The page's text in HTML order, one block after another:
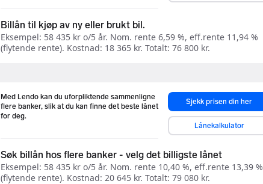
Billån til kjøp av ny eller brukt bil.
Eksempel: 58 435 kr o/5 år. Nom. rente 6,59 %, eff.rente 11,94 %
(flytende rente). Kostnad: 18 365 kr. Totalt: 76 800 kr.
Med Lendo kan du uforpliktende sammenligne
flere banker, slik at du kan finne det beste lånet
for deg.
Sjekk prisen din her
Lånekalkulator
Søk billån hos flere banker - velg det billigste lånet
Eksempel: 58 435 kr o/5 år. Nom. rente 10,40 %, eff.rente 13,39 %
(flytende rente). Kostnad: 20 645 kr. Totalt: 79 080 kr.